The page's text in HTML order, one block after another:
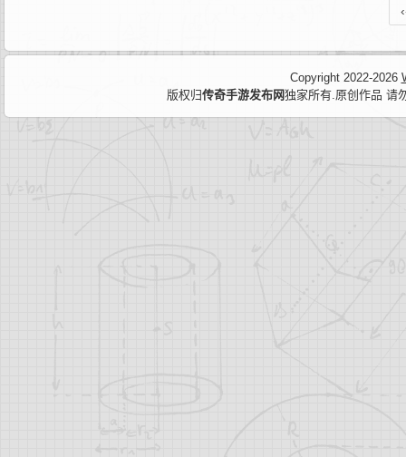
Copyright 2022-2026
版权归传奇手游发布网独家所有.原创作品 请